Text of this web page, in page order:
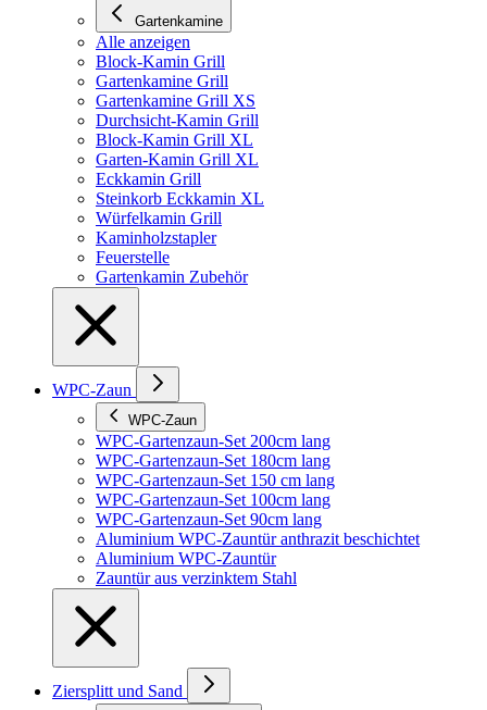
Gartenkamine
Alle anzeigen
Block-Kamin Grill
Gartenkamine Grill
Gartenkamine Grill XS
Durchsicht-Kamin Grill
Block-Kamin Grill XL
Garten-Kamin Grill XL
Eckkamin Grill
Steinkorb Eckkamin XL
Würfelkamin Grill
Kaminholzstapler
Feuerstelle
Gartenkamin Zubehör
WPC-Zaun
WPC-Zaun
WPC-Gartenzaun-Set 200cm lang
WPC-Gartenzaun-Set 180cm lang
WPC-Gartenzaun-Set 150 cm lang
WPC-Gartenzaun-Set 100cm lang
WPC-Gartenzaun-Set 90cm lang
Aluminium WPC-Zauntür anthrazit beschichtet
Aluminium WPC-Zauntür
Zauntür aus verzinktem Stahl
Ziersplitt und Sand